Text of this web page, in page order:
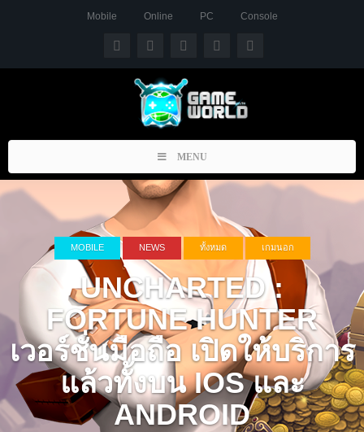
Mobile Online PC Console
Toggle
navigation
MENU
MOBILE NEWS ทั้งหมด เกมนอก
UNCHARTED :
FORTUNE HUNTER
เวอร์ชั่นมือถือ เปิดให้บริการ
แล้วทั้งบน IOS และ
ANDROID